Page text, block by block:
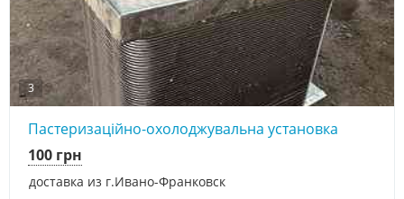
3
Пастеризаційно-охолоджувальна установка
доставка из г.Ивано-Франковск
100 грн